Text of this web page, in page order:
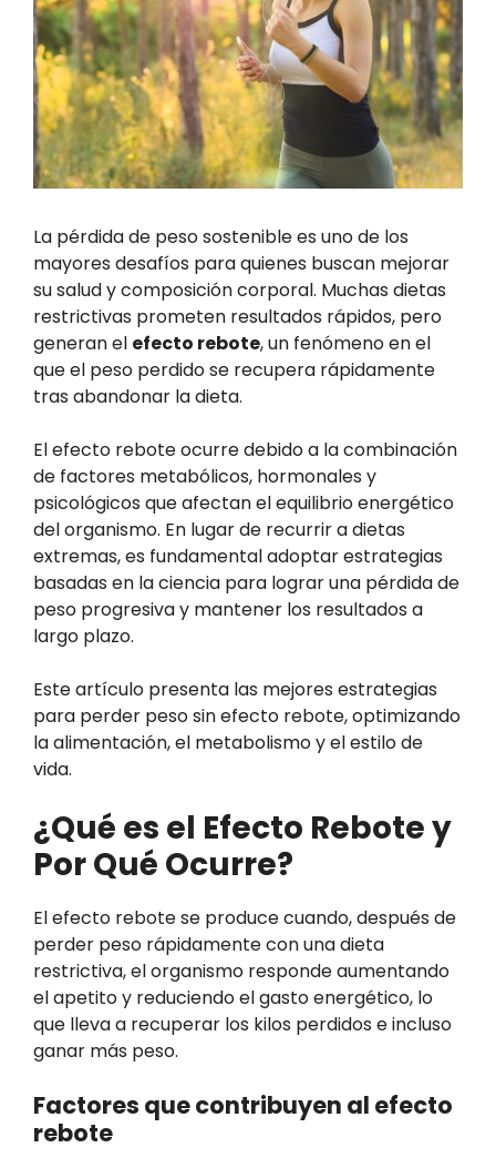
La pérdida de peso sostenible es uno de los
mayores desafíos para quienes buscan mejorar
su salud y composición corporal. Muchas dietas
restrictivas prometen resultados rápidos, pero
generan el efecto rebote, un fenómeno en el
que el peso perdido se recupera rápidamente
tras abandonar la dieta.
El efecto rebote ocurre debido a la combinación
de factores metabólicos, hormonales y
psicológicos que afectan el equilibrio energético
del organismo. En lugar de recurrir a dietas
extremas, es fundamental adoptar estrategias
basadas en la ciencia para lograr una pérdida de
peso progresiva y mantener los resultados a
largo plazo.
Este artículo presenta las mejores estrategias
para perder peso sin efecto rebote, optimizando
la alimentación, el metabolismo y el estilo de
vida.
¿Qué es el Efecto Rebote y
Por Qué Ocurre?
El efecto rebote se produce cuando, después de
perder peso rápidamente con una dieta
restrictiva, el organismo responde aumentando
el apetito y reduciendo el gasto energético, lo
que lleva a recuperar los kilos perdidos e incluso
ganar más peso.
Factores que contribuyen al efecto
rebote